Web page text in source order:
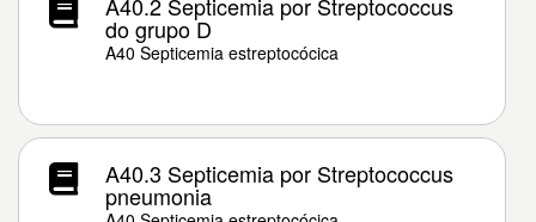
do grupo D
A40 Septicemia estreptocócica
A40.3 Septicemia por Streptococcus
pneumonia